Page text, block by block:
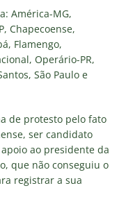
América-MG,
Chapecoense,
Flamengo,
Operário-PR,
São Paulo e
de protesto pelo fato
ser candidato
ao presidente da
que não conseguiu o
registrar a sua